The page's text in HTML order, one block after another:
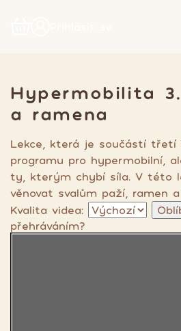
Hypermobilita
a ramena
Lekce, která je součástí třetí
programu pro hypermobilní,
ty, kterým chybí síla. V této
věnovat svalům paží, ramen
Kvalita videa:
přehráváním?